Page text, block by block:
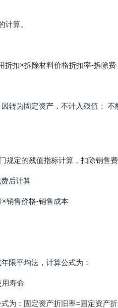
计算。
扣×拆除材料价格折扣率-拆除费
转为固定资产，不计入残值；
规定的残值指标计算，扣除销售
后计算
销售价格-销售成本
限平均法，计算公式为：
寿命
为：固定资产折旧率=固定资产